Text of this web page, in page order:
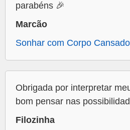
parabéns 🎉
Marcão
Sonhar com Corpo Cansado
Obrigada por interpretar
bom pensar nas
Filozinha